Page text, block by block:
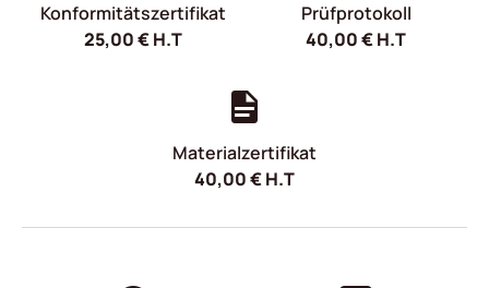
Konformitätszertifikat
25,00€H.T
Prüfprotokoll
40,00€H.T
Materialzertifikat
40,00€H.T